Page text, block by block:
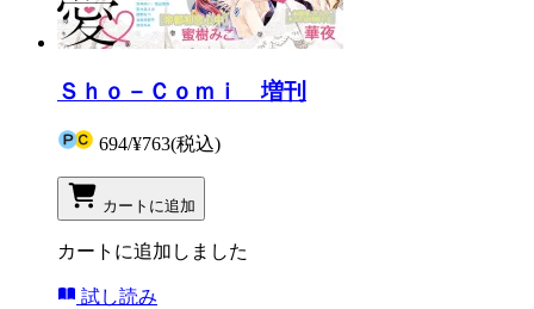
Ｓｈｏ－Ｃｏｍｉ 増刊
694/¥763(税込)
カートに追加
カートに追加しました
試し読み